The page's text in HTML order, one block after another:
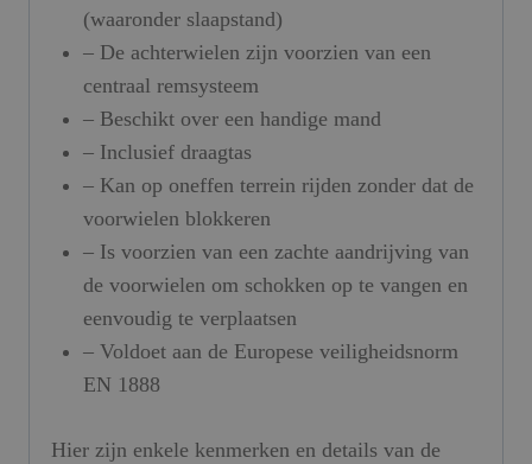
(waaronder slaapstand)
– De achterwielen zijn voorzien van een
centraal remsysteem
– Beschikt over een handige mand
– Inclusief draagtas
– Kan op oneffen terrein rijden zonder dat de
voorwielen blokkeren
– Is voorzien van een zachte aandrijving van
de voorwielen om schokken op te vangen en
eenvoudig te verplaatsen
– Voldoet aan de Europese veiligheidsnorm
EN 1888
Hier zijn enkele kenmerken en details van de